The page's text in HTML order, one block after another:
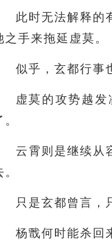
此时无法解释的
之手来拖延虚莫。
似乎，玄都行事
虚莫的攻势越
。
云霄则是继续从
只是玄都曾言
杨戬何时能杀回